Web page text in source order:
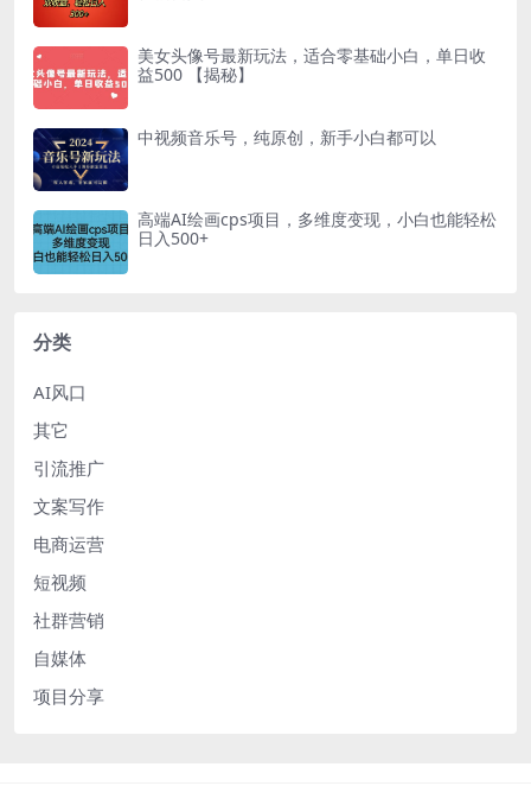
美女头像号最新玩法，适合零基础小白，单日收
益500 【揭秘】
中视频音乐号，纯原创，新手小白都可以
高端AI绘画cps项目，多维度变现，小白也能轻松
日入500+
分类
AI风口
其它
引流推广
文案写作
电商运营
短视频
社群营销
自媒体
项目分享